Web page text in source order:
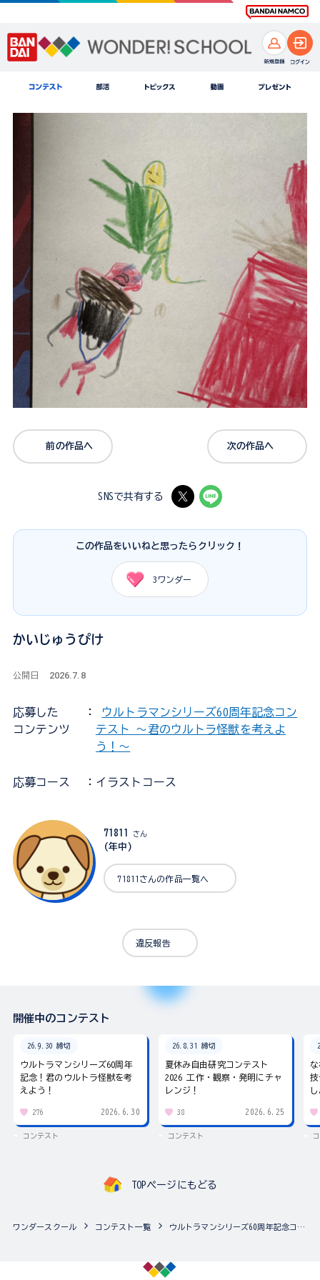
前の作品へ 次の作品へ
SNSで共有する
この作品をいいねと思ったらクリック！
3 ワンダー
かいじゅうぴけ
公開日 2026.7.8
応募した
コンテンツ
：
ウルトラマンシリーズ60周年記念コン
テスト ～君のウルトラ怪獣を考えよ
う！～
応募コース ：イラストコース
71811 さん
(年中)
71811さんの作品一覧へ
違反報告
開催中のコンテスト
26.9.30 締切
ウルトラマンシリーズ60周年
記念！君のウルトラ怪獣を考
えよう！
276 2026.6.30
コンテスト
26.8.31 締切
夏休み自由研究コンテスト
2026 工作・観察・発明にチャ
レンジ！
38 2026.6.25
コンテスト
な
技
TOPページにもどる
ワンダースクール コンテスト一覧 ウルトラマンシリーズ60周年記念コンテスト ～君のウルトラ怪獣を考えよう！～